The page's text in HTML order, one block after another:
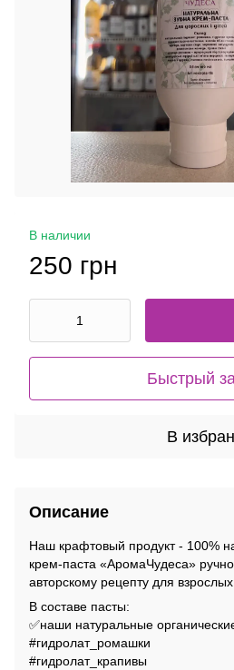
В наличии
250 грн
Быстрый
В
Описание
Наш крафтовый продукт - 100%
крем-паста «АромаЧудеса»
авторскому рецепту для взрослых
В составе пасты:
✅наши натуральные
#гидролат_ромашки
#гидролат_крапивы